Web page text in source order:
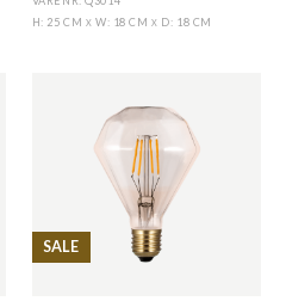
H: 25 CM X W: 18 CMX D: 18 CM
SALE